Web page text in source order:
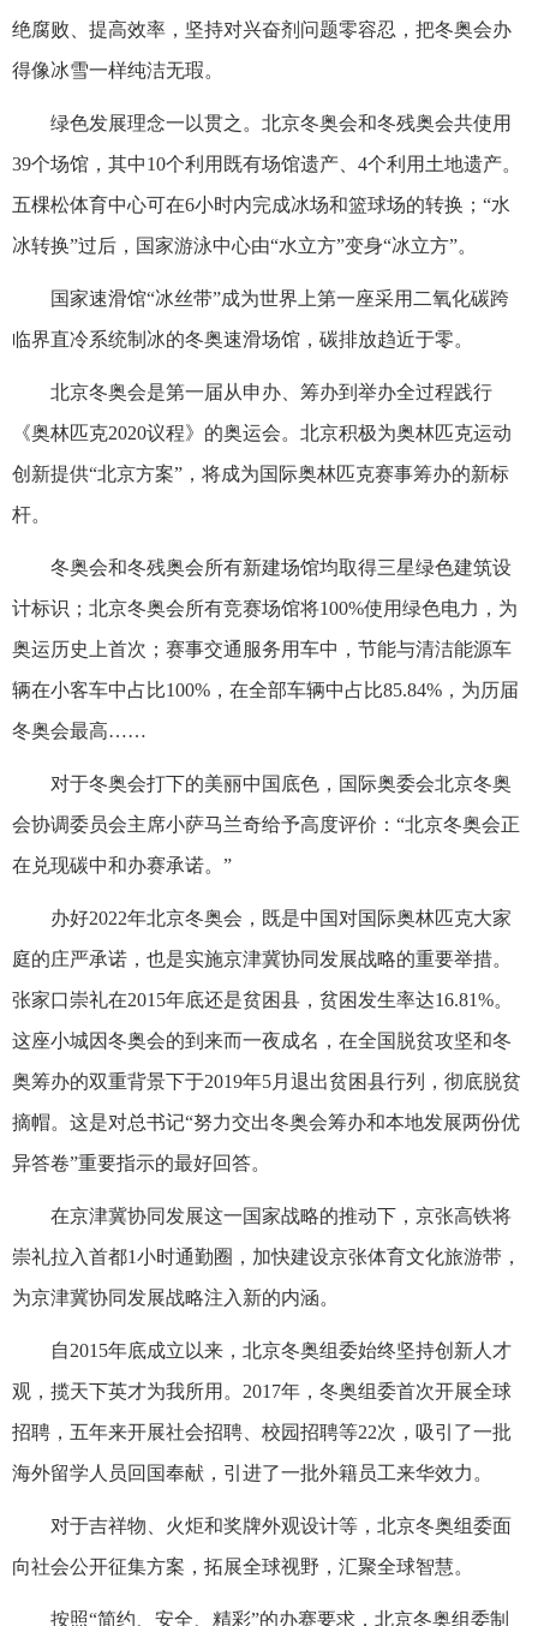
绝腐败、提高效率，坚持对兴奋剂问题零容忍，把冬奥会办
得像冰雪一样纯洁无瑕。
绿色发展理念一以贯之。北京冬奥会和冬残奥会共使用
39个场馆，其中10个利用既有场馆遗产、4个利用土地遗产。
五棵松体育中心可在6小时内完成冰场和篮球场的转换；“水
冰转换”过后，国家游泳中心由“水立方”变身“冰立方”。
国家速滑馆“冰丝带”成为世界上第一座采用二氧化碳跨
临界直冷系统制冰的冬奥速滑场馆，碳排放趋近于零。
北京冬奥会是第一届从申办、筹办到举办全过程践行
《奥林匹克2020议程》的奥运会。北京积极为奥林匹克运动
创新提供“北京方案”，将成为国际奥林匹克赛事筹办的新标
杆。
冬奥会和冬残奥会所有新建场馆均取得三星绿色建筑设
计标识；北京冬奥会所有竞赛场馆将100%使用绿色电力，为
奥运历史上首次；赛事交通服务用车中，节能与清洁能源车
辆在小客车中占比100%，在全部车辆中占比85.84%，为历届
冬奥会最高……
对于冬奥会打下的美丽中国底色，国际奥委会北京冬奥
会协调委员会主席小萨马兰奇给予高度评价：“北京冬奥会正
在兑现碳中和办赛承诺。”
办好2022年北京冬奥会，既是中国对国际奥林匹克大家
庭的庄严承诺，也是实施京津冀协同发展战略的重要举措。
张家口崇礼在2015年底还是贫困县，贫困发生率达16.81%。
这座小城因冬奥会的到来而一夜成名，在全国脱贫攻坚和冬
奥筹办的双重背景下于2019年5月退出贫困县行列，彻底脱贫
摘帽。这是对总书记“努力交出冬奥会筹办和本地发展两份优
异答卷”重要指示的最好回答。
在京津冀协同发展这一国家战略的推动下，京张高铁将
崇礼拉入首都1小时通勤圈，加快建设京张体育文化旅游带，
为京津冀协同发展战略注入新的内涵。
自2015年底成立以来，北京冬奥组委始终坚持创新人才
观，揽天下英才为我所用。2017年，冬奥组委首次开展全球
招聘，五年来开展社会招聘、校园招聘等22次，吸引了一批
海外留学人员回国奉献，引进了一批外籍员工来华效力。
对于吉祥物、火炬和奖牌外观设计等，北京冬奥组委面
向社会公开征集方案，拓展全球视野，汇聚全球智慧。
按照“简约、安全、精彩”的办赛要求，北京冬奥组委制